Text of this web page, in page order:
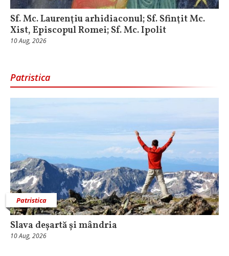
Sf. Mc. Laurenţiu arhidiaconul; Sf. Sfinţit Mc.
Xist, Episcopul Romei; Sf. Mc. Ipolit
10 Aug, 2026
Patristica
Patristica
Slava deșartă și mândria
10 Aug, 2026